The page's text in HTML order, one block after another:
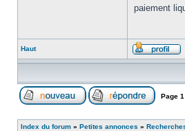
paiement
Haut
Page 1
Index du forum » Petites annonces »